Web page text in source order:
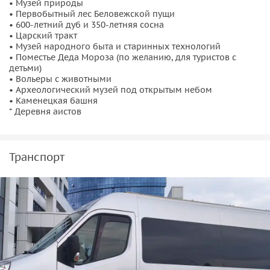
которые происходили на территории Беларуси в прошлые
века.
Посещение локаций (входные билеты) и выбранные
экскурсии оплачиваются вами самостоятельно в
инфоцентре национального парка.
Согласно предоставляемых национальным парком
экскурсионных и других услуг, вы можете посетить:
Считается лучшим в Европе, здесь в 5 тематических залах
представлены коллекции, раскрывающие историческое
прошлое пущи.
• Ознакомитесь с биоразнообразием региона,
первоначальными этапами развития древнего
беловежского леса и видами животных, исчезнувших из
его фауны в историческое время, сезонными
особенностями и наиболее яркими чертами природы в
• Музей природы
• Первобытный лес Беловежской пущи
• 600-летний дуб и 350-летняя сосна
• Царский тракт
• Музей народного быта и старинных технологий
• Поместье Деда Мороза (по желанию, для туристов с
детьми)
• Вольеры с животными
• Археологический музей под открытым небом
• Каменецкая башня
* Деревня аистов
Транспорт